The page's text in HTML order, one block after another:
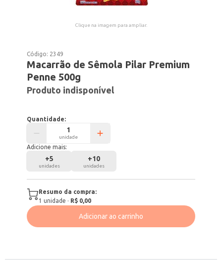
Clique na imagem para ampliar.
Código: 2349
Macarrão de Sêmola Pilar Premium
Penne 500g
Produto indisponível
Quantidade:
unidade
Adicione mais:
+5
unidades
+10
unidades
Resumo da compra:
1 unidade · R$ 0,00
Adicionar ao carrinho